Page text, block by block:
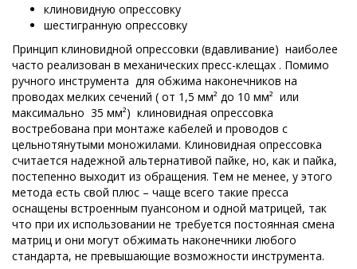
клиновидную опрессовку
шестигранную опрессовку
Принцип клиновидной опрессовки (вдавливание) наиболее
часто реализован в механических пресс-клещах . Помимо
ручного инструмента для обжима наконечников на
проводах мелких сечений ( от 1,5 мм² до 10 мм² или
максимально 35 мм²) клиновидная опрессовка
востребована при монтаже кабелей и проводов с
цельнотянутыми моножилами. Клиновидная опрессовка
считается надежной альтернативой пайке, но, как и пайка,
постепенно выходит из обращения. Тем не менее, у этого
метода есть свой плюс – чаще всего такие пресса
оснащены встроенным пуансоном и одной матрицей, так
что при их использовании не требуется постоянная смена
матриц и они могут обжимать наконечники любого
стандарта, не превышающие возможности инструмента.